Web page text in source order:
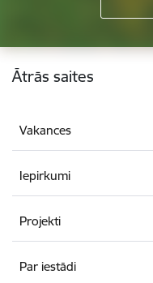
Kājene
Ātrās saites
Vakances
Iepirkumi
Projekti
Par iestādi